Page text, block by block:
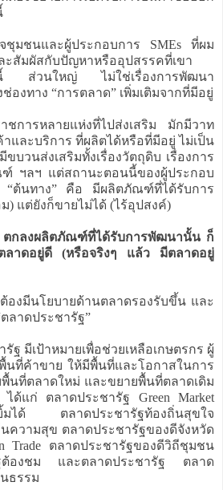
จชุมชนและผู้ประกอบการ SMEs ที่ผม
สัมผัสกับปัญหาหรืออุปสรรคที่เขา
นี้ ส่วนใหญ่ ไม่ใช่เรื่องการพัฒนา
องทาง “การตลาด” เพิ่มเติมจากที่มีอยู่
การหลายแห่งที่ไปส่งเสริม มักมีวาท
าและบริการ ที่ผลิตได้หรือที่มีอยู่ ไม่เป็น
บวนส่งเสริมทั้งเรื่องวัตถุดิบ เรื่องการ
ฑ์ ฯลฯ แต่สถานะตอนนี้ของผู้ประกอบ
“ต้นทาง” คือ มีผลิตภัณฑ์ที่ได้รับการ
แต่ยังก็ขายไม่ได้ (ไร้อุปสงค์)
ตกลงผลิตภัณฑ์ที่ได้รับการพัฒนานั้น ก็
ตลาดอยู่ดี (หรือจริงๆ แล้ว มีตลาดอยู่
องมีนโยบายด้านตลาดรองรับขึ้น และ
ลาดประชารัฐ”
ฐ มีเป้าหมายเพื่อช่วยเหลือเกษตรกร ผู้
นที่ค้าขาย ให้มีพื้นที่และโอกาสในการ
พื้นที่ตลาดใหม่ และขยายพื้นที่ตลาดเดิม
ด้แก่ ตลาดประชารัฐ Green Market
ยิ้มได้ ตลาดประชารัฐท้องถิ่นสุขใจ
ความสุข ตลาดประชารัฐของดีจังหวัด
Trade ตลาดประชารัฐของดีวิถีชุมชน
องชม และตลาดประชารัฐ ตลาด
ธรรม